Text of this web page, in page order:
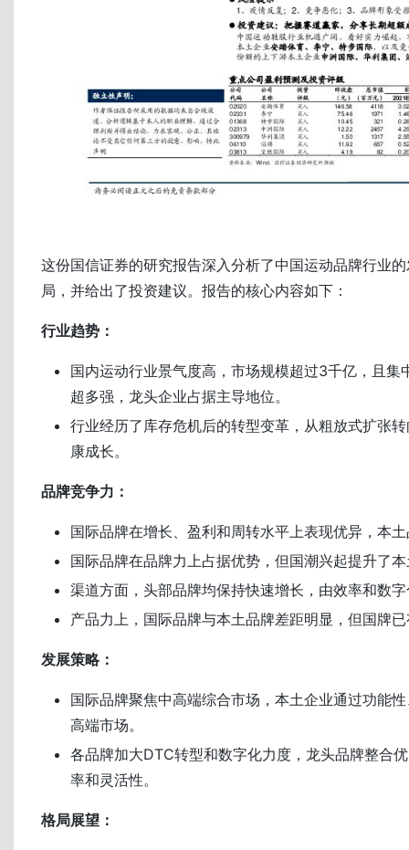
这份国信证券的研究报告深入分析了中国运动品牌行业
局，并给出了投资建议。报告的核心内容如下：
行业趋势：
国内运动行业景气度高，市场规模超过3千亿，且集
超多强，龙头企业占据主导地位。
行业经历了库存危机后的转型变革，从粗放式扩张
康成长。
品牌竞争力：
国际品牌在增长、盈利和周转水平上表现优异，本
国际品牌在品牌力上占据优势，但国潮兴起提升了
渠道方面，头部品牌均保持快速增长，由效率和数
产品力上，国际品牌与本土品牌差距明显，但国牌
发展策略：
国际品牌聚焦中高端综合市场，本土企业通过功能
高端市场。
各品牌加大DTC转型和数字化力度，龙头品牌整合
率和灵活性。
格局展望：